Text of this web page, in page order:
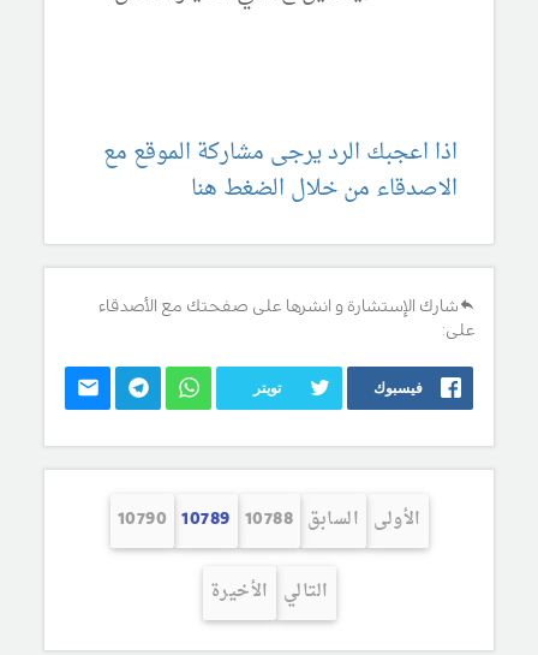
اذا اعجبك الرد يرجى مشاركة الموقع مع
الاصدقاء من خلال الضغط هنا
شارك الإستشارة و انشرها على صفحتك مع الأصدقاء
على:
فيسبوك تويتر
الأولى السابق 10788
10789
10790
التالي الأخيرة